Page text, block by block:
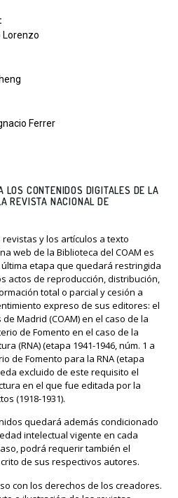
Lorenzo
Ferrer
LOS CONTENIDOS DIGITALES DE LA
REVISTA NACIONAL DE
y los artículos a texto
web de la Biblioteca del COAM es
etapa que quedará restringida
actos de reproducción, distribución,
total o parcial y cesión a
expreso de sus editores: el
Madrid (COAM) en el caso de la
de Fomento en el caso de la
(RNA) (etapa 1941-1946, núm. 1 a
de Fomento para la RNA (etapa
excluido de este requisito el
en el que fue editada por la
(1918-1931).
quedará además condicionado
intelectual vigente en cada
podrá requerir también el
de sus respectivos autores.
con los derechos de los creadores.